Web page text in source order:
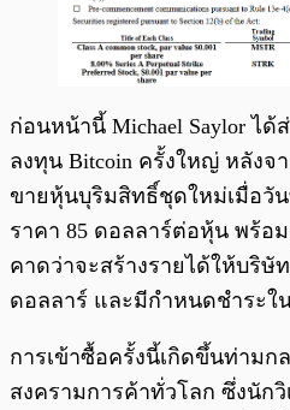
ก่อนหน้านี้ Michael Saylor ไ
ลงทุน Bitcoin ครั้งใหญ่ หลังจ
ขายหุ้นบุริมสิทธิ์ชุดใหม่เมื่อวั
ราคา 85 ดอลลาร์ต่อหุ้น พร้อ
คาดว่าจะสร้างรายได้ให้บริษั
ดอลลาร์ และมีกำหนดชำระใ
การเข้าซื้อครั้งนี้เกิดขึ้นท่ามก
สงครามการค้าทั่วโลก ซึ่งนักวิ